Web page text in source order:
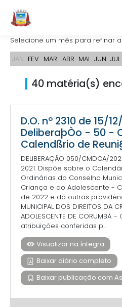
Selecione um mês para refinar
JAN FEV MAR ABR MAI JUN JUL
40 matéria(s)
D.O. nº 2310 de 15/
DeliberaþÒo - 50 -
Calendßrio de
DELIBERAÇÃO 050/CMDCA/
2021. Dispõe sobre o
Ordinárias do Conselho
Criança e do Adolescente -
de 2022 e dá outras
MUNICIPAL DOS DIREITOS DA
ADOLESCENTE DE CORUMBÁ
atribuições conferidas p...
Visualizar na íntegra
Baixar diário completo
Baixar publicação com